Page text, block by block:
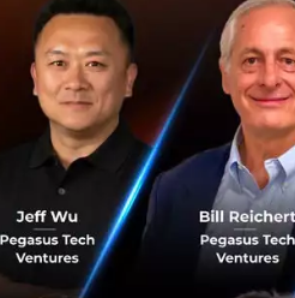
Konvy ปิ
Konvy แพ
ทุน Series
ได้แก่ จาก
ในผู้ค้าปลี